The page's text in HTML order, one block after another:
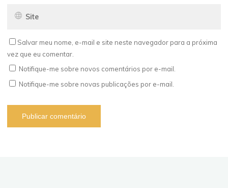
Salvar meu nome, e-mail e site neste navegador para a próxima
vez que eu comentar.
Notifique-me sobre novos comentários por e-mail.
Notifique-me sobre novas publicações por e-mail.